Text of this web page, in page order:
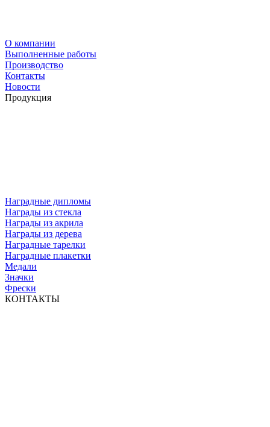
О компании
Выполненные работы
Производство
Контакты
Новости
Продукция
Наградные дипломы
Награды из стекла
Награды из акрила
Награды из дерева
Наградные тарелки
Наградные плакетки
Медали
Значки
Фрески
КОНТАКТЫ